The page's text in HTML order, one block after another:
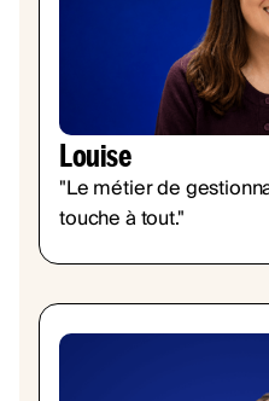
Louise
"Le métier de
touche à tout."